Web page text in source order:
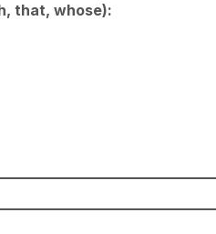
that, whose):